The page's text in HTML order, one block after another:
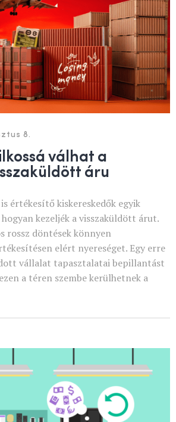
8.
válhat a
áru
értékesítő kiskereskedők egyik
kezeljék a visszaküldött árut.
rossz döntések könnyen
elért nyereséget. Egy erre
vállalat tapasztalatai bepillantást
a téren szembe kerülhetnek a